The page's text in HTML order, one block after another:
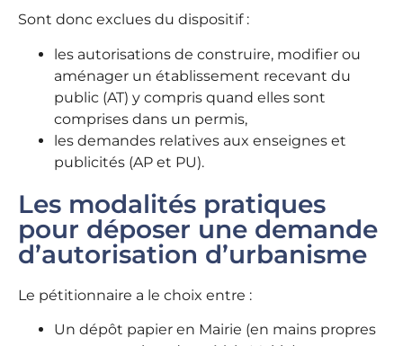
Sont donc exclues du dispositif :
les autorisations de construire, modifier ou
aménager un établissement recevant du
public (AT) y compris quand elles sont
comprises dans un permis,
les demandes relatives aux enseignes et
publicités (AP et PU).
Les modalités pratiques
pour déposer une demande
d’autorisation d’urbanisme
Le pétitionnaire a le choix entre :
Un dépôt papier en Mairie (en mains propres